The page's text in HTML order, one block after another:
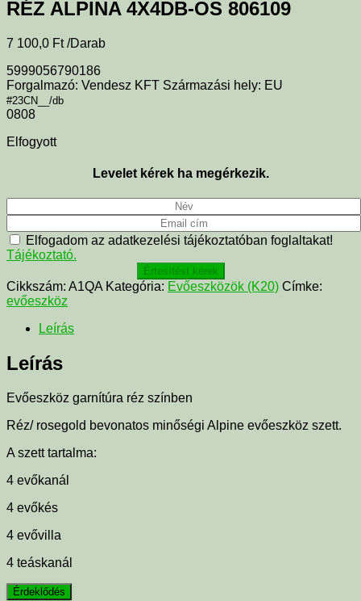
RÉZ ALPINA 4X4DB-OS 806109
7 100,0 Ft /Darab
5999056790186
Forgalmazó: Vendesz KFT Származási hely: EU
#23CN__/db
0808
Elfogyott
Levelet kérek ha megérkezik.
Elfogadom az adatkezelési tájékoztatóban foglaltakat!
Tájékoztató.
Értesítést kérek
Cikkszám: A1QA Kategória: Evőeszközök (K20) Címke:
evőeszköz
Leírás
Leírás
Evőeszköz garnítúra réz színben
Réz/ rosegold bevonatos minőségi Alpine evőeszköz szett.
A szett tartalma:
4 evőkanál
4 evőkés
4 evővilla
4 teáskanál